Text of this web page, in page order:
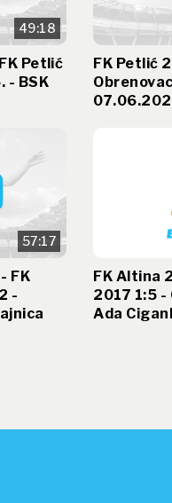
49:18
Petlić
- BSK
FK Petlić
57:17
FK
-
FK Altina
2017 1:5 -
Ada